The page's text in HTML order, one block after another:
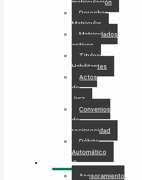
matriculación
Derecho
Matricular
Matriculados
activos
Titulos
Habilitantes
Actos
de
Jura
Convenios
de
reciprocidad
Débito
Automático
SERVICIOS
Asesoramiento